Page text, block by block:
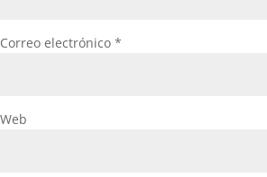
Correo electrónico *
Web